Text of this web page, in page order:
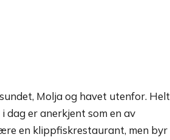
Molja og havet utenfor. Helt
dag er anerkjent som en av
en klippfiskrestaurant, men byr